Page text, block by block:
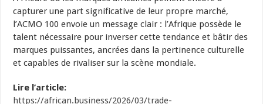
capturer une part significative de leur propre marché,
l’ACMO 100 envoie un message clair : l’Afrique possède le
talent nécessaire pour inverser cette tendance et bâtir des
marques puissantes, ancrées dans la pertinence culturelle
et capables de rivaliser sur la scène mondiale.
Lire l’article:
https://african.business/2026/03/trade-